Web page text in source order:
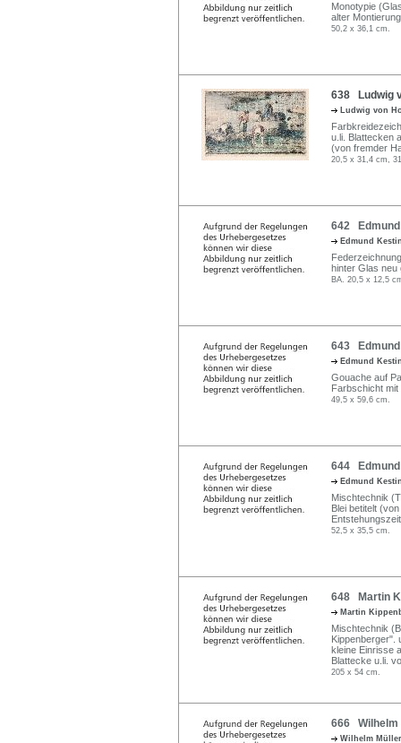
Monotypie
alter
50,2 x 36,1 cm.
638 Ludwig
Ludwig von
u.li. Blattecken
(von fremder
20,5 x 31,4 cm,
642 Edmund
Edmund
hinter Glas neu
BA. 20,5 x 12,5
643 Edmund
Edmund
Gouache auf
Farbschicht mit
49,5 x 59,6 cm.
644 Edmund
Edmund
Mischtechnik
Blei betitelt
52,5 x 35,5 cm.
648 Martin
Martin
Mischtechnik
Kippenberger".
kleine Einrisse
Blattecke u.li.
205 x 54 cm.
666 Wilhelm
Wilhelm